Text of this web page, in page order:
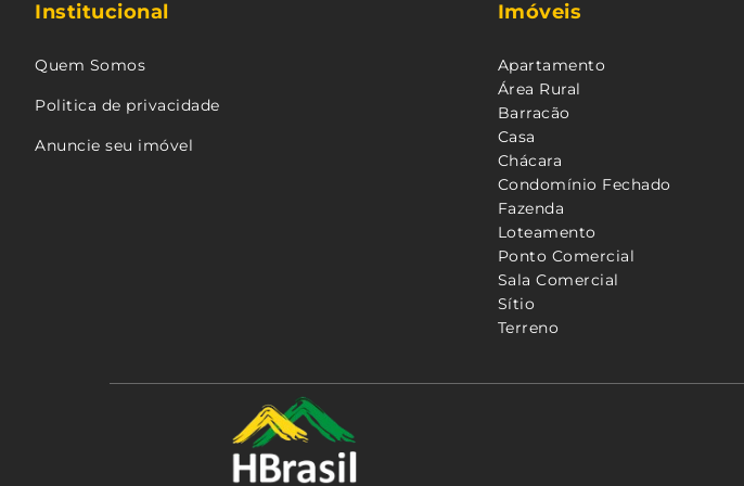
Institucional
Quem Somos
Politica de privacidade
Anuncie seu imóvel
Imóveis
Apartamento
Área Rural
Barracão
Casa
Chácara
Condomínio Fechado
Fazenda
Loteamento
Ponto Comercial
Sala Comercial
Sítio
Terreno